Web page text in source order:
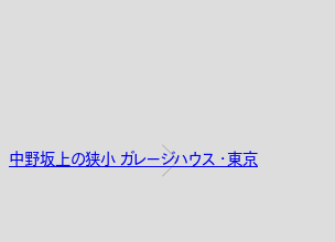
中野坂上の狭小 ガレージハウス ・東京